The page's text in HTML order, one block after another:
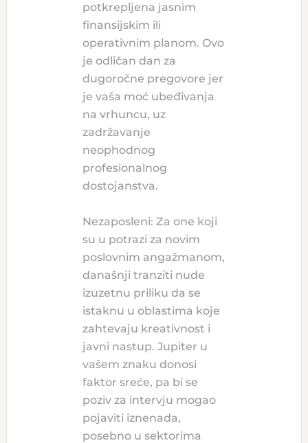
potkrepljena jasnim
finansijskim ili
operativnim planom. Ovo
je odličan dan za
dugoročne pregovore jer
je vaša moć ubeđivanja
na vrhuncu, uz
zadržavanje
neophodnog
profesionalnog
dostojanstva.
Nezaposleni: Za one koji
su u potrazi za novim
poslovnim angažmanom,
današnji tranziti nude
izuzetnu priliku da se
istaknu u oblastima koje
zahtevaju kreativnost i
javni nastup. Jupiter u
vašem znaku donosi
faktor sreće, pa bi se
poziv za intervju mogao
pojaviti iznenada,
posebno u sektorima